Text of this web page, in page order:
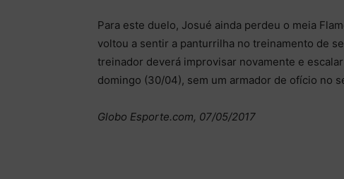
Para este duelo, Josué ainda perdeu o meia
voltou a sentir a panturrilha no treinamento de
treinador deverá improvisar novamente e
domingo (30/04), sem um armador de ofício no
Globo Esporte.com, 07/05/2017